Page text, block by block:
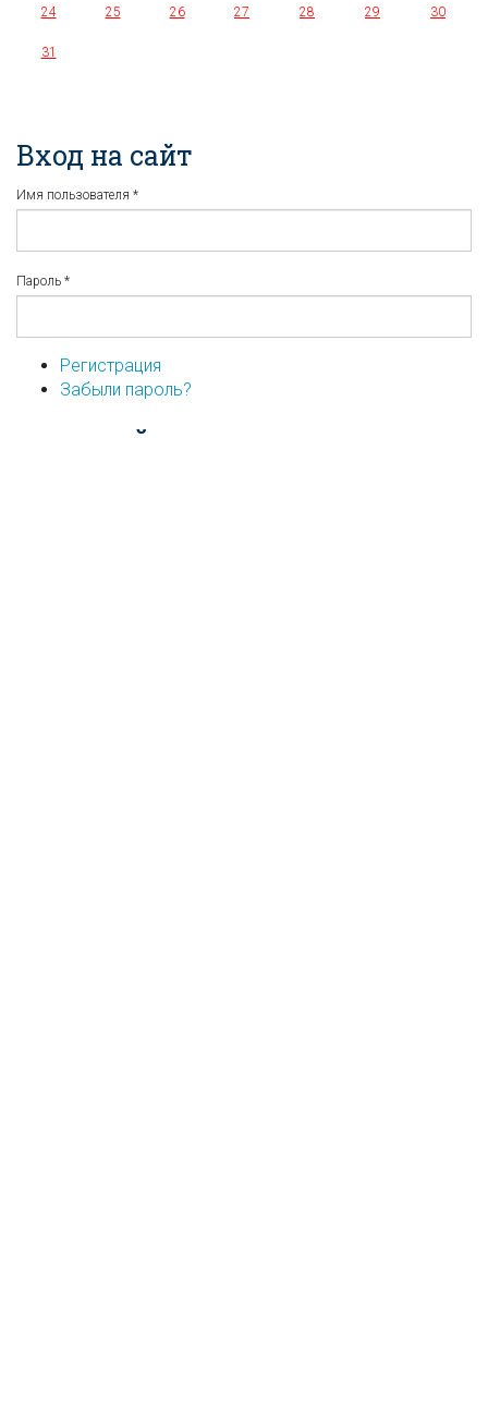
24 25 26 27 28 29 30
31
Вход на сайт
Имя пользователя *
Пароль *
Регистрация
Забыли пароль?
...или войдите используя